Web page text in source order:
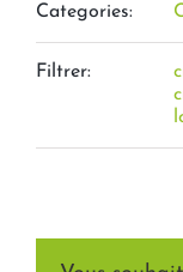
Categories:
Filtrer: